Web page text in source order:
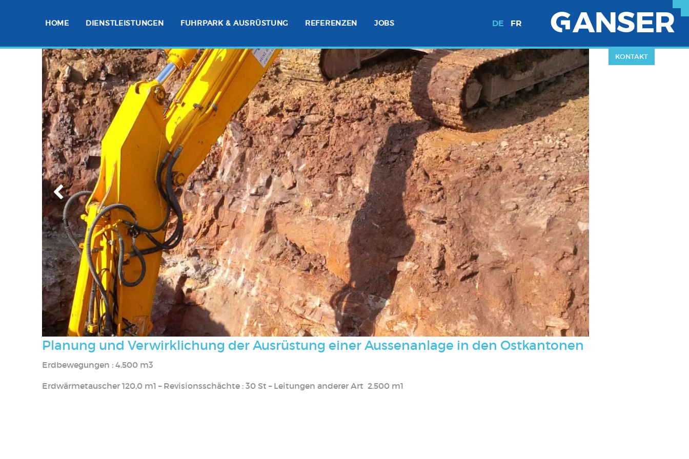
HOME DIENSTLEISTUNGEN FUHRPARK & AUSRÜSTUNG REFERENZEN JOBS DE FR
KONTAKT
Planung und Verwirklichung der Ausrüstung einer Aussenanlage in den Ostkantonen
Erdbewegungen : 4.500 m3
Erdwärmetauscher 120,0 m1 – Revisionsschächte : 30 St – Leitungen anderer Art 2.500 m1